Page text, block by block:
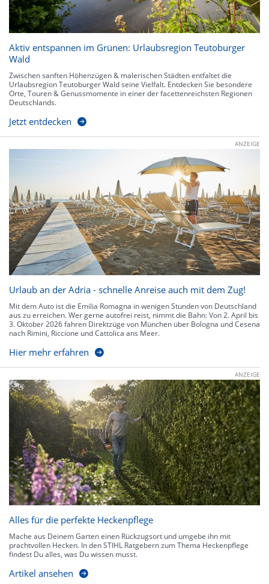
Aktiv entspannen im Grünen: Urlaubsregion Teutoburger
Wald
Zwischen sanften Höhenzügen & malerischen Städten entfaltet die
Urlaubsregion Teutoburger Wald seine Vielfalt. Entdecken Sie besondere
Orte, Touren & Genussmomente in einer der facettenreichsten Regionen
Deutschlands.
Jetzt entdecken
ANZEIGE
Urlaub an der Adria - schnelle Anreise auch mit dem Zug!
Mit dem Auto ist die Emilia Romagna in wenigen Stunden von Deutschland
aus zu erreichen. Wer gerne autofrei reist, nimmt die Bahn: Von 2. April bis
3. Oktober 2026 fahren Direktzüge von München über Bologna und Cesena
nach Rimini, Riccione und Cattolica ans Meer.
Hier mehr erfahren
ANZEIGE
Alles für die perfekte Heckenpflege
Mache aus Deinem Garten einen Rückzugsort und umgebe ihn mit
prachtvollen Hecken. In den STIHL Ratgebern zum Thema Heckenpflege
findest Du alles, was Du wissen musst.
Artikel ansehen